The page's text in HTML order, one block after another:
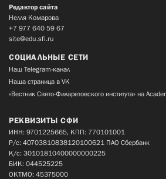
Редактор сайта
Нелля Комарова
+7 977 640 59 67
site@edu.sfi.ru
СОЦИАЛЬНЫЕ СЕТИ
Наш Telegram-канал
Наша страница в VK
«Вестник Свято-Филаретовского института» на
РЕКВИЗИТЫ СФИ
ИНН: 9701225665, КПП: 770101001
Р/с: 40703810838120100621 ПАО Сбербанк
К/с: 30101810400000000225
БИК: 044525225
ОКТМО: 45375000